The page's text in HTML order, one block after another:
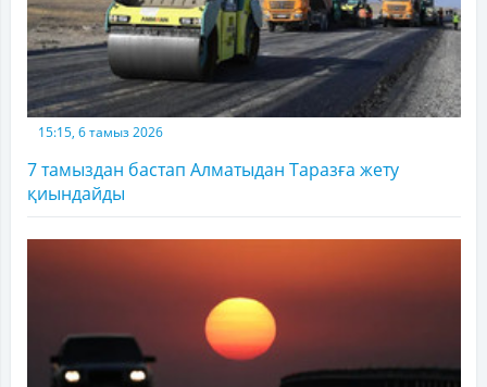
15:15, 6 тамыз 2026
7 тамыздан бастап Алматыдан Таразға жету
қиындайды